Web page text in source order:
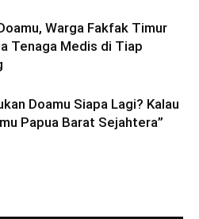
Warga Fakfak Timur
Tenaga Medis di Tiap
Doamu Siapa Lagi? Kalau
Papua Barat Sejahtera”